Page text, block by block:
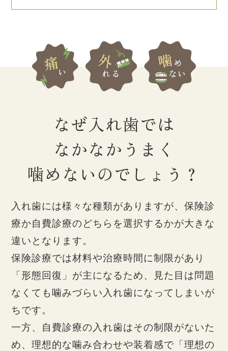
なぜ入れ歯では
なかなかうまく
噛めないのでしょう？
入れ歯には様々な種類がありますが、 保険診
療か自費診療のどちらを選択するかが大きな
違いとなります。
保険診療では材料や治療時間に制限があり
「形態回復」が主になるため、
見た目は問題
なくても噛みづらい入れ歯になってしまいが
ちです。
一方、自費診療の入れ歯はその制限がないた
め、理想的な噛み合わせや装着感で「理想の